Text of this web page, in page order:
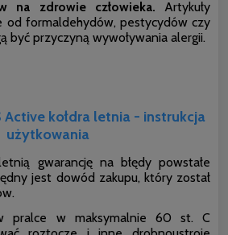
na zdrowie człowieka. Artykuły
od formaldehydów, pestycydów czy
być przyczyną wywoływania alergii.
Active kołdra letnia - instrukcja
użytkowania
gwarancję na błędy powstałe
jest dowód zakupu, który został
pralce w maksymalnie 60 st. C